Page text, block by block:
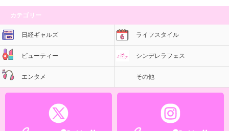
カテゴリー
日経ギャルズ ライフスタイル
ビューティー シンデレラフェス
エンタメ その他